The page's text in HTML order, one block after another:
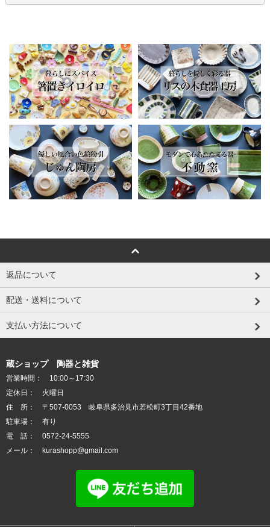
返品について
配送・送料について
支払い方法について
蔵ショップ 陶器と雑貨
営業時間： 10:00～17:30
定休日： 火曜日
住 所： 〒507-0053 岐阜県多治見市若松町3丁目42番地
駐車場： 有り
電 話： 0572-24-5555
メール： kurashopp@gmail.com